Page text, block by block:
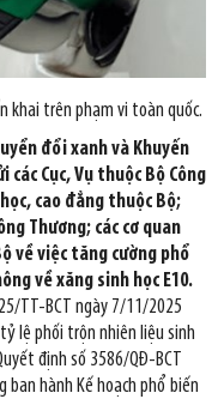
khai trên phạm vi toàn quốc.
đổi xanh và Khuyến
các Cục, Vụ thuộc Bộ Công
cao đẳng thuộc Bộ;
Thương; các cơ quan
về việc tăng cường phổ
về xăng sinh học E10.
TT-BCT ngày 7/11/2025
lệ phối trộn nhiên liệu sinh
định số 3586/QĐ-BCT
ban hành Kế hoạch phổ biến